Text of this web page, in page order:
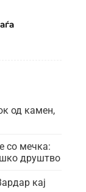
од камен,
со мечка:
друштво
кај